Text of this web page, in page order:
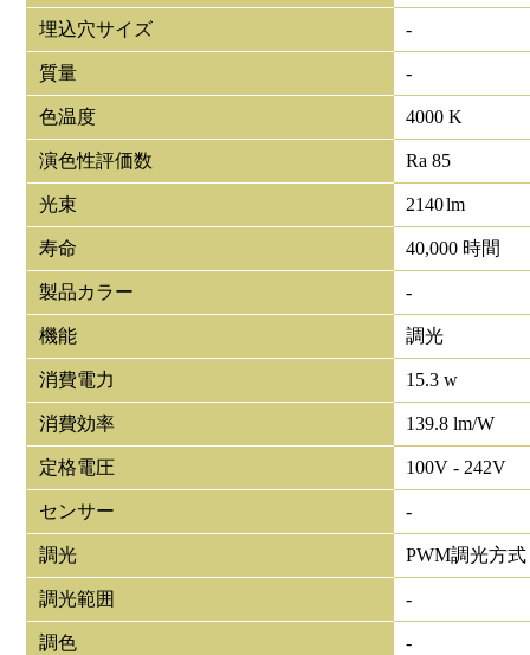
埋込穴サイズ -
質量 -
色温度 4000 K
演色性評価数 Ra 85
光束 2140lm
寿命 40,000 時間
製品カラー -
機能 調光
消費電力 15.3 w
消費効率 139.8 lm/W
定格電圧 100V - 242V
センサー -
調光 PWM調光方式
調光範囲 -
調色 -